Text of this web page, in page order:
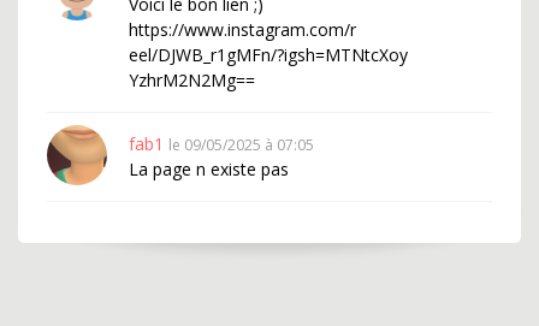
https://www.instagram.com/r
eel/DJWB_r1gMFn/?igsh=MTNtcXoy
YzhrM2N2Mg==
fab1 le 09/05/2025 à 07:05
La page n existe pas